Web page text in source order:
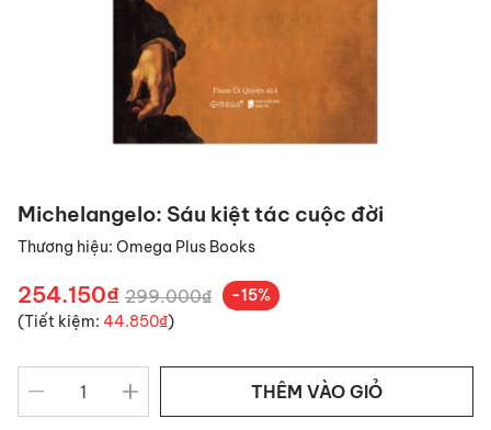
Michelangelo: Sáu kiệt tác cuộc đời
Thương hiệu: Omega Plus Books
254.150₫ 299.000₫
-15%
(Tiết kiệm: 44.850₫)
THÊM VÀO GIỎ